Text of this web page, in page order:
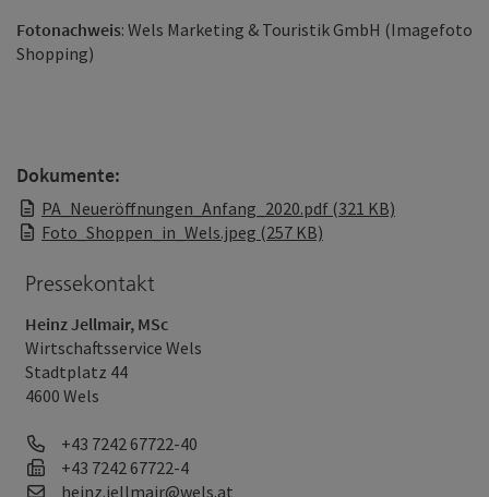
Fotonachweis: Wels Marketing & Touristik GmbH (Imagefoto
Shopping)
Dokumente:
PA_Neueröffnungen_Anfang_2020.pdf (321 KB)
Foto_Shoppen_in_Wels.jpeg (257 KB)
Pressekontakt
Heinz Jellmair, MSc
Wirtschaftsservice Wels
Stadtplatz 44
4600 Wels
Telefon
+43 7242 67722-40
Fax
+43 7242 67722-4
E-Mail
heinz.jellmair@wels.at